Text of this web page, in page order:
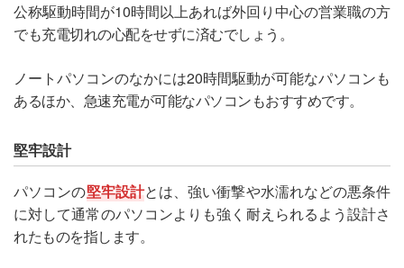
公称駆動時間が10時間以上あれば外回り中心の営業職の方
でも充電切れの心配をせずに済むでしょう。
ノートパソコンのなかには20時間駆動が可能なパソコンも
あるほか、急速充電が可能なパソコンもおすすめです。
堅牢設計
パソコンの堅牢設計とは、強い衝撃や水濡れなどの悪条件
に対して通常のパソコンよりも強く耐えられるよう設計さ
れたものを指します。